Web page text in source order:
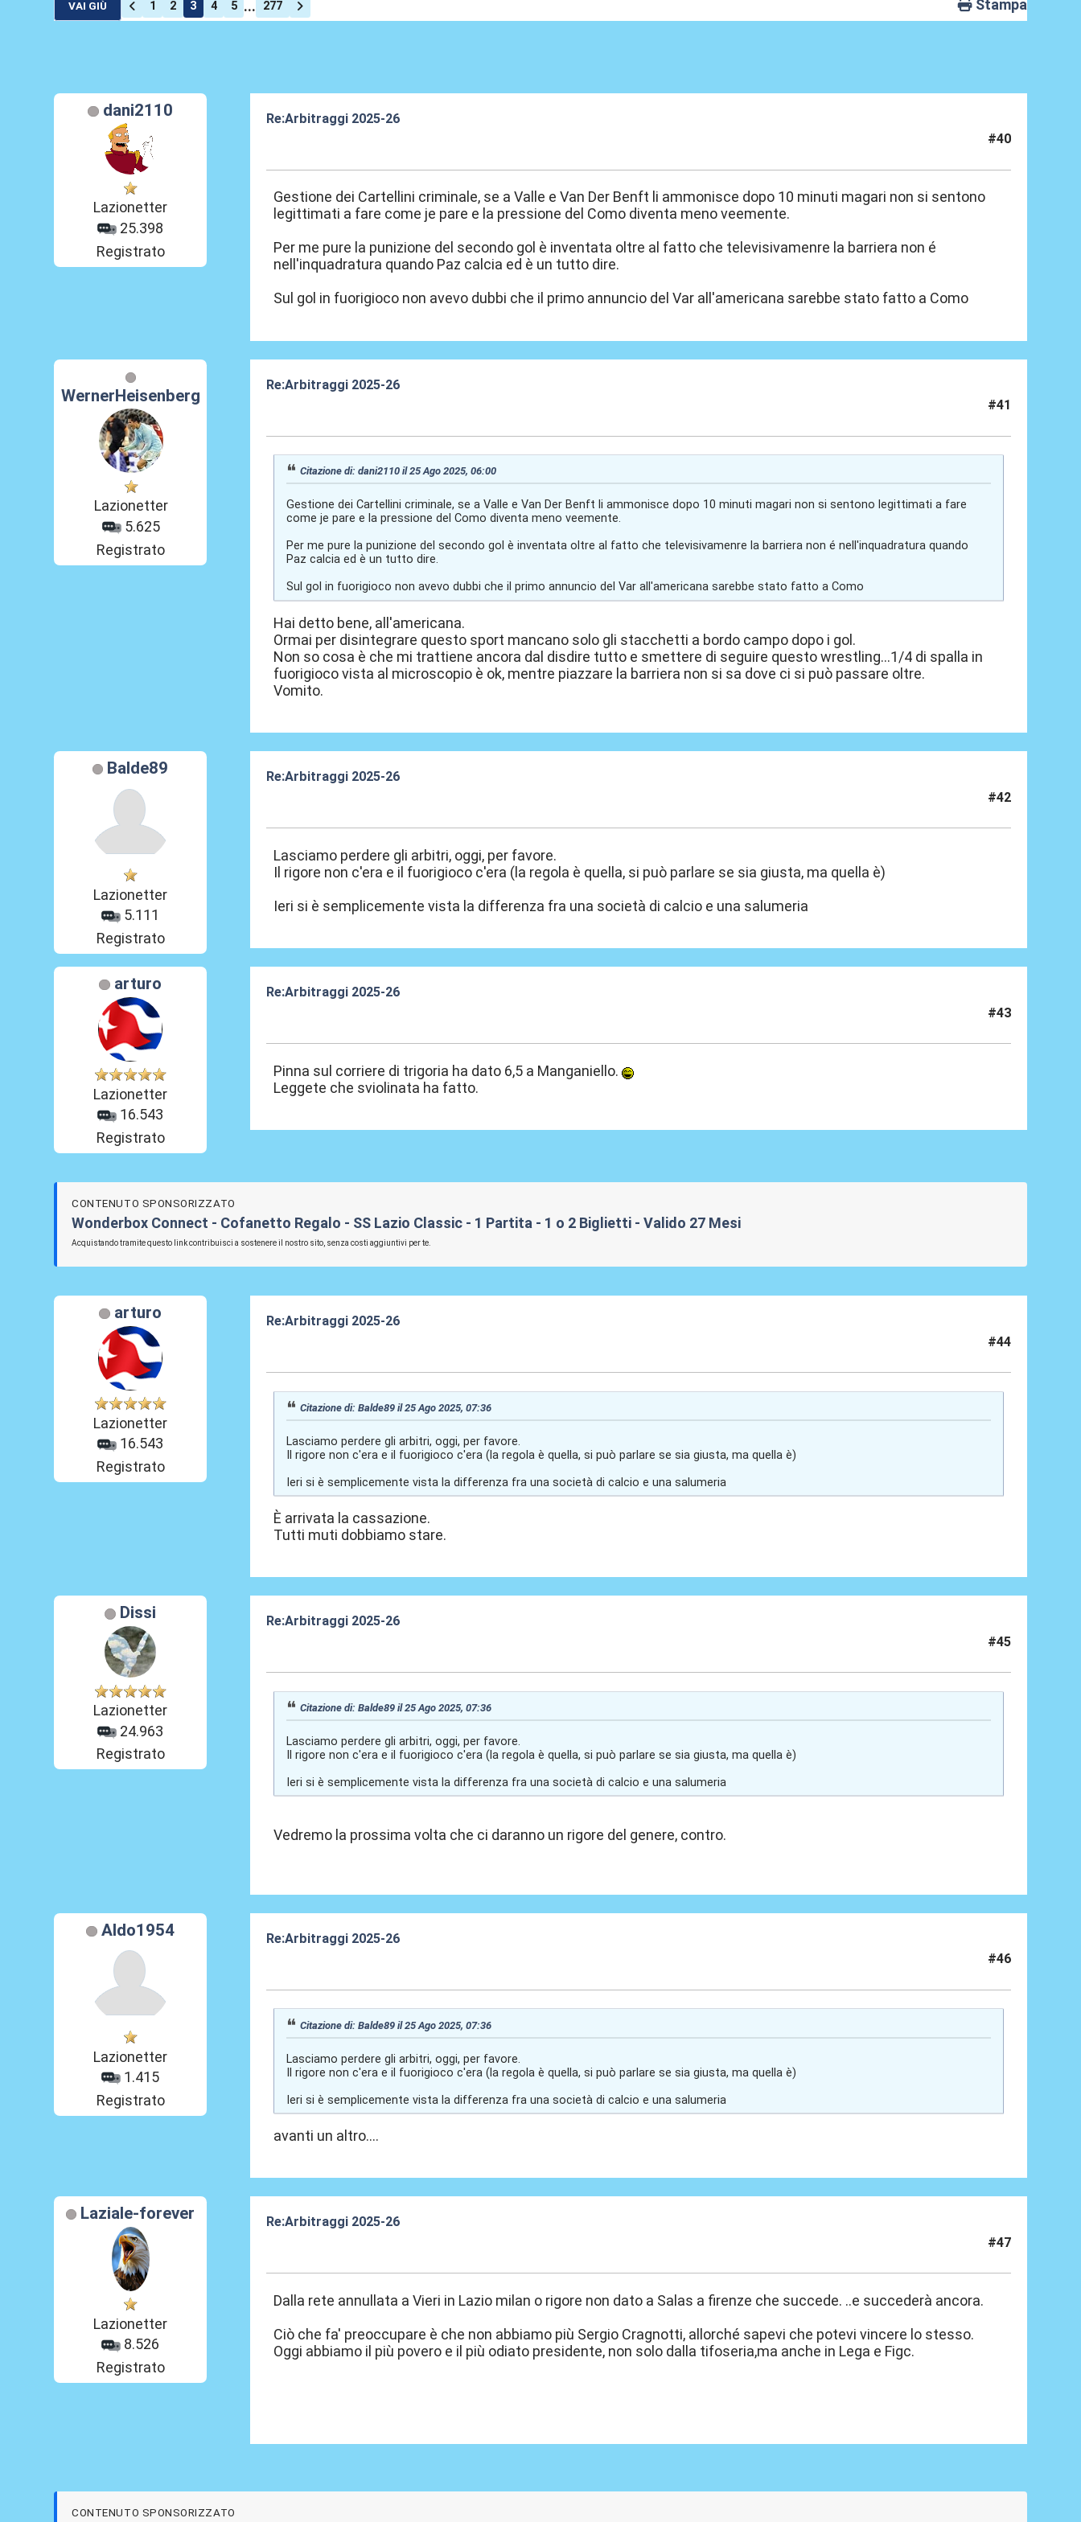
VAI GIÙ 1 2 3 4 5 ... 277 Stampa
dani2110
Lazionetter
25.398
Registrato
Re:Arbitraggi 2025-26
#40
Gestione dei Cartellini criminale, se a Valle e Van Der Benft li ammonisce dopo 10 minuti magari non si sentono
legittimati a fare come je pare e la pressione del Como diventa meno veemente.
Per me pure la punizione del secondo gol è inventata oltre al fatto che televisivamenre la barriera non é
nell'inquadratura quando Paz calcia ed è un tutto dire.
Sul gol in fuorigioco non avevo dubbi che il primo annuncio del Var all'americana sarebbe stato fatto a Como
WernerHeisenberg
Lazionetter
5.625
Registrato
Re:Arbitraggi 2025-26
#41
Citazione di: dani2110 il 25 Ago 2025, 06:00
Gestione dei Cartellini criminale, se a Valle e Van Der Benft li ammonisce dopo 10 minuti magari non si sentono legittimati a fare
come je pare e la pressione del Como diventa meno veemente.
Per me pure la punizione del secondo gol è inventata oltre al fatto che televisivamenre la barriera non é nell'inquadratura quando
Paz calcia ed è un tutto dire.
Sul gol in fuorigioco non avevo dubbi che il primo annuncio del Var all'americana sarebbe stato fatto a Como
Hai detto bene, all'americana.
Ormai per disintegrare questo sport mancano solo gli stacchetti a bordo campo dopo i gol.
Non so cosa è che mi trattiene ancora dal disdire tutto e smettere di seguire questo wrestling...1/4 di spalla in
fuorigioco vista al microscopio è ok, mentre piazzare la barriera non si sa dove ci si può passare oltre.
Vomito.
Balde89
Lazionetter
5.111
Registrato
Re:Arbitraggi 2025-26
#42
Lasciamo perdere gli arbitri, oggi, per favore.
Il rigore non c'era e il fuorigioco c'era (la regola è quella, si può parlare se sia giusta, ma quella è)
Ieri si è semplicemente vista la differenza fra una società di calcio e una salumeria
arturo
Lazionetter
16.543
Registrato
Re:Arbitraggi 2025-26
#43
Pinna sul corriere di trigoria ha dato 6,5 a Manganiello.
Leggete che sviolinata ha fatto.
CONTENUTO SPONSORIZZATO
Wonderbox Connect - Cofanetto Regalo - SS Lazio Classic - 1 Partita - 1 o 2 Biglietti - Valido 27 Mesi
Acquistando tramite questo link contribuisci a sostenere il nostro sito, senza costi aggiuntivi per te.
arturo
Lazionetter
16.543
Registrato
Re:Arbitraggi 2025-26
#44
Citazione di: Balde89 il 25 Ago 2025, 07:36
Lasciamo perdere gli arbitri, oggi, per favore.
Il rigore non c'era e il fuorigioco c'era (la regola è quella, si può parlare se sia giusta, ma quella è)
Ieri si è semplicemente vista la differenza fra una società di calcio e una salumeria
È arrivata la cassazione.
Tutti muti dobbiamo stare.
Dissi
Lazionetter
24.963
Registrato
Re:Arbitraggi 2025-26
#45
Citazione di: Balde89 il 25 Ago 2025, 07:36
Lasciamo perdere gli arbitri, oggi, per favore.
Il rigore non c'era e il fuorigioco c'era (la regola è quella, si può parlare se sia giusta, ma quella è)
Ieri si è semplicemente vista la differenza fra una società di calcio e una salumeria
Vedremo la prossima volta che ci daranno un rigore del genere, contro.
Aldo1954
Lazionetter
1.415
Registrato
Re:Arbitraggi 2025-26
#46
Citazione di: Balde89 il 25 Ago 2025, 07:36
Lasciamo perdere gli arbitri, oggi, per favore.
Il rigore non c'era e il fuorigioco c'era (la regola è quella, si può parlare se sia giusta, ma quella è)
Ieri si è semplicemente vista la differenza fra una società di calcio e una salumeria
avanti un altro....
Laziale-forever
Lazionetter
8.526
Registrato
Re:Arbitraggi 2025-26
#47
Dalla rete annullata a Vieri in Lazio milan o rigore non dato a Salas a firenze che succede. ..e succederà ancora.
Ciò che fa' preoccupare è che non abbiamo più Sergio Cragnotti, allorché sapevi che potevi vincere lo stesso.
Oggi abbiamo il più povero e il più odiato presidente, non solo dalla tifoseria,ma anche in Lega e Figc.
CONTENUTO SPONSORIZZATO